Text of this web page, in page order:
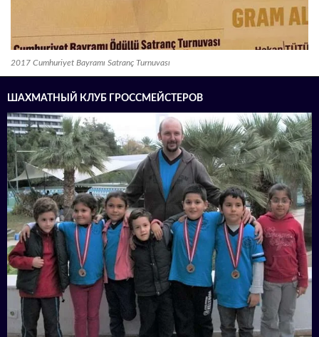
2017 Cumhuriyet Bayramı Satranç Turnuvası
ШАХМАТНЫЙ КЛУБ ГРОССМЕЙСТЕРОВ